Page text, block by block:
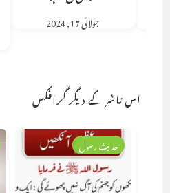
جولائی 17, 2024
اس ناشر کے دیگر گرافکس
حدیث رسول